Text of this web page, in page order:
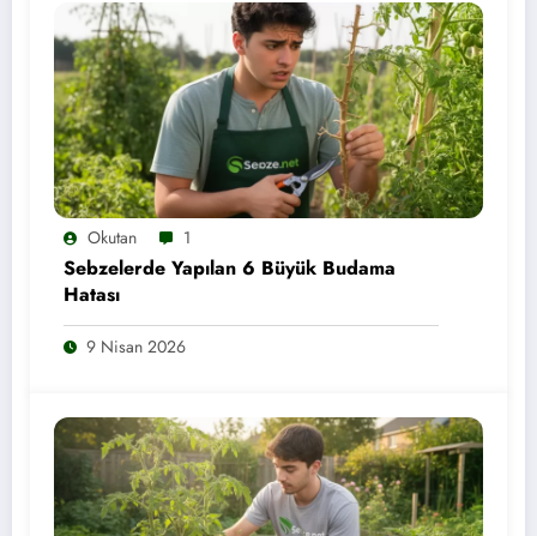
Okutan 1
Sebzelerde Yapılan 6 Büyük Budama
Hatası
9 Nisan 2026